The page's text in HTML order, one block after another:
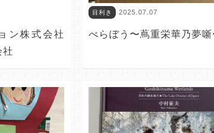
ン株式会社
社
目利き 2025.07.07
べらぼう〜蔦重栄華乃夢噺